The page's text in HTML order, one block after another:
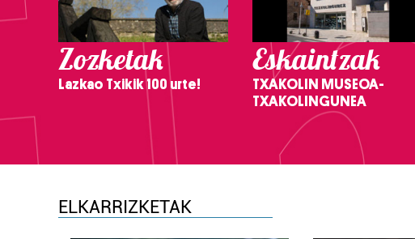
Zozketak
Lazkao Txikik 100 urte!
Eskaintzak
TXAKOLIN MUSEOA-
TXAKOLINGUNEA
ELKARRIZKETAK